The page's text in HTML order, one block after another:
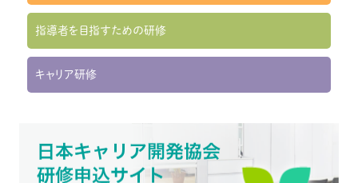
指導者を目指すための研修
キャリア研修